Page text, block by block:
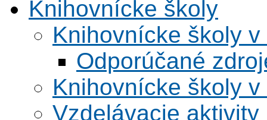
Knihovnícke školy
Knihovnícke školy v
Odporúčané
Knihovnícke školy v
Vzdelávacie aktivity